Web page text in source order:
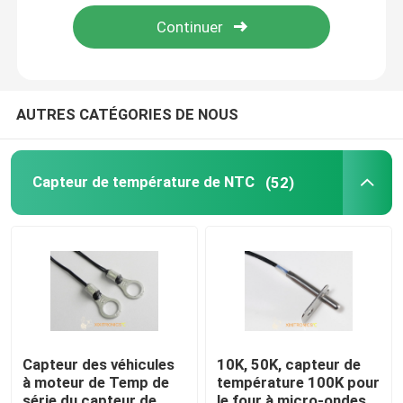
Visite d'usine
Contrôle de qualité
Capteur de température de NTC
Sondes médicales de la température
AUTRES CATÉGORIES DE NOUS
Capteur de température de NTC (52)
Capteur des véhicules
à moteur de Temp de
10K, 50K, capteur de
température 100K pour